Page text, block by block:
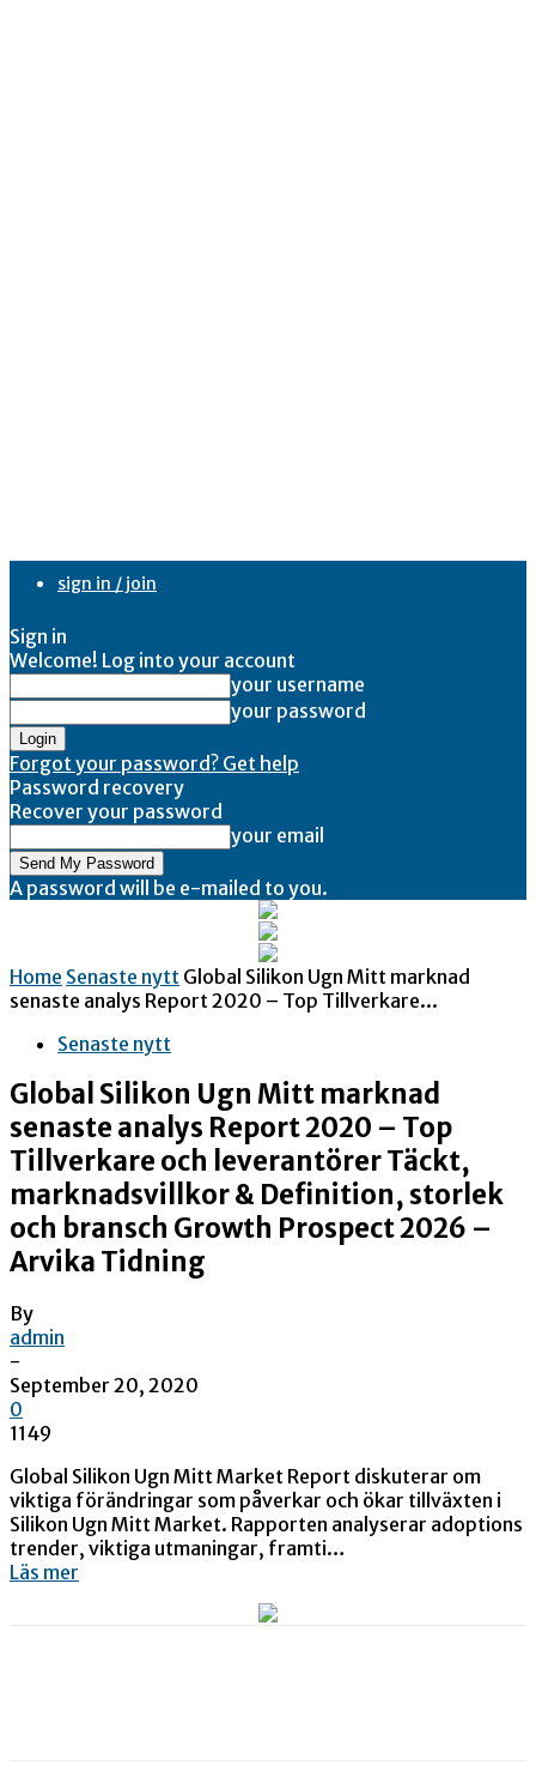
sign in / join
Sign in
Welcome! Log into your account
your username
your password
Forgot your password? Get help
Password recovery
Recover your password
your email
A password will be e-mailed to you.
Home Senaste nytt Global Silikon Ugn Mitt marknad
senaste analys Report 2020 – Top Tillverkare...
Senaste nytt
Global Silikon Ugn Mitt marknad
senaste analys Report 2020 – Top
Tillverkare och leverantörer Täckt,
marknadsvillkor & Definition, storlek
och bransch Growth Prospect 2026 –
Arvika Tidning
By
admin
-
September 20, 2020
0
1149
Global Silikon Ugn Mitt Market Report diskuterar om
viktiga förändringar som påverkar och ökar tillväxten i
Silikon Ugn Mitt Market. Rapporten analyserar adoptions
trender, viktiga utmaningar, framti…
Läs mer